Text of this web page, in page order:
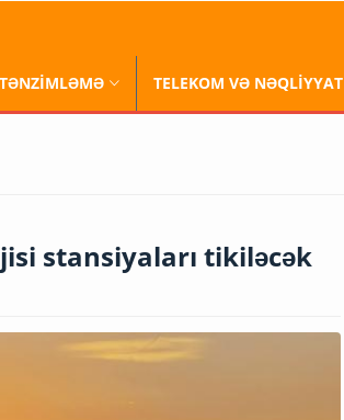
TƏNZİMLƏMƏ TELEKOM VƏ NƏQLİYYAT
stansiyaları tikiləcək